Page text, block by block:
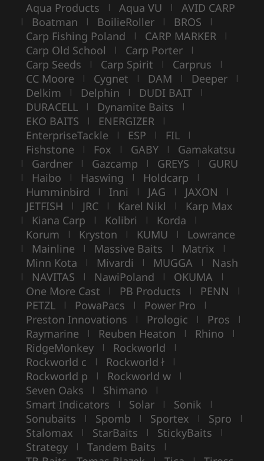
Aqua Products | Aqua VU | AVID CARP
| Boatman | BoilieRoller | BROS |
Carp Fishing Poland | CARP MARKER |
Carp Old School | Carp Porter |
Carp Seeds | Carp Spirit | Carprus |
CC Moore | Cygnet | DAM | Deeper |
Delkim | Delphin | DUDI BAIT |
DURACELL | Dynamite Baits |
EKO BAITS | ENERGIZER |
EnterpriseTackle | ESP | FIL |
Fishstone | Fox | GABY | Gamakatsu
| Gardner | Gazcamp | GREYS | GURU
| Haibo | Haswing | Holdcarp |
Humminbird | Inni | JAG | JAXON |
JETFISH | JRC | Karel Nikl | Karp Max
| Kiana Carp | Kolibri | Korda |
Korum | Kryston | KUMU | Lowrance
| Mainline | Massive Baits | Matrix |
Minn Kota | Mivardi | MUGGA | Nash
| NAVITAS | NawiPoland | OKUMA |
One More Cast | PB Products | PENN |
PETZL | PowaPacs | Power Pro |
Preston Innovations | Prologic | Pros |
Raymarine | Reuben Heaton | Rhino |
RidgeMonkey | Rockworld |
Rockworld c | Rockworld ł |
Rockworld p | Rockworld w |
Seven Oaks | Shimano |
Smart Indicators | Solar | Sonik |
Sonubaits | Spomb | Sportex | Spro |
Stalomax | StarBaits | StickyBaits |
Strategy | Tandem Baits |